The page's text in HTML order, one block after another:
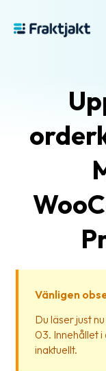
Vad
Hjälp?
Vanliga
frågor
&
svar
Vänligen
Du läser just
03. Innehållet
inaktuellt.